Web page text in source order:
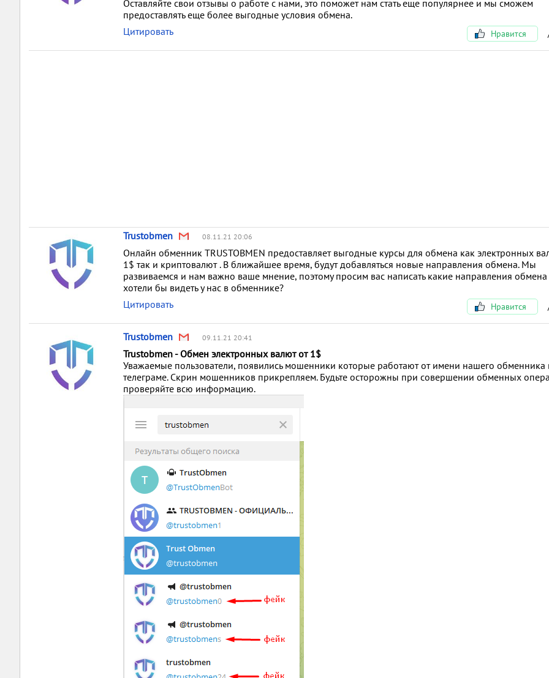
Оставляйте свои отзывы о работе с нами, это поможет нам стать еще популярнее и мы сможем
предоставлять еще более выгодные условия обмена.
Цитировать
Нравится
Trustobmen 08.11.21 20:06
Онлайн обменник TRUSTOBMEN предоставляет выгодные курсы для обмена как электронных
1$ так и криптовалют . В ближайшее время, будут добавляться новые направления обмена. Мы
развиваемся и нам важно ваше мнение, поэтому просим вас написать какие направления
хотели бы видеть у нас в обменнике?
Цитировать
Нравится
Trustobmen 09.11.21 20:41
Trustobmen - Обмен электронных валют от 1$
Уважаемые пользователи, появились мошенники которые работают от имени нашего обменника
телеграме. Скрин мошенников прикрепляем. Будьте осторожны при совершении обменных
проверяйте всю информацию.